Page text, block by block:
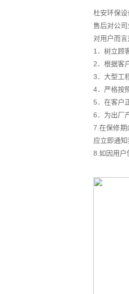
杜安环保
售后对公
对用户而
1．树立顾
2．根据客
3．大型工
4．严格按
5．在客户
6．为出厂
7.在保修期
应立即通
8.如因用户